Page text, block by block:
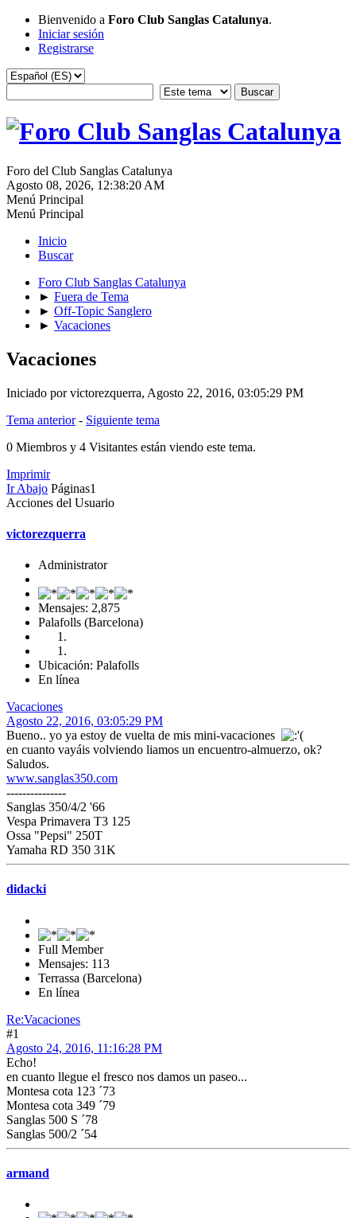
Bienvenido a Foro Club Sanglas Catalunya.
Iniciar sesión
Registrarse
Foro del Club Sanglas Catalunya
Agosto 08, 2026, 12:38:20 AM
Menú Principal
Menú Principal
Inicio
Buscar
Foro Club Sanglas Catalunya
► Fuera de Tema
► Off-Topic Sanglero
► Vacaciones
Vacaciones
Iniciado por victorezquerra, Agosto 22, 2016, 03:05:29 PM
Tema anterior- Siguiente tema
0 Miembros y 4 Visitantes están viendo este tema.
Imprimir
Ir Abajo Páginas1
Acciones del Usuario
victorezquerra
Administrator
Mensajes: 2,875
Palafolls (Barcelona)
Ubicación: Palafolls
En línea
Vacaciones
Agosto 22, 2016, 03:05:29 PM
Bueno.. yo ya estoy de vuelta de mis mini-vacaciones
en cuanto vayáis volviendo liamos un encuentro-almuerzo, ok?
Saludos.
www.sanglas350.com
---------------
Sanglas 350/4/2 '66
Vespa Primavera T3 125
Ossa "Pepsi" 250T
Yamaha RD 350 31K
didacki
Full Member
Mensajes: 113
Terrassa (Barcelona)
En línea
Re:Vacaciones
#1
Agosto 24, 2016, 11:16:28 PM
Echo!
en cuanto llegue el fresco nos damos un paseo...
Montesa cota 123 ´73
Montesa cota 349 ´79
Sanglas 500 S ´78
Sanglas 500/2 ´54
armand